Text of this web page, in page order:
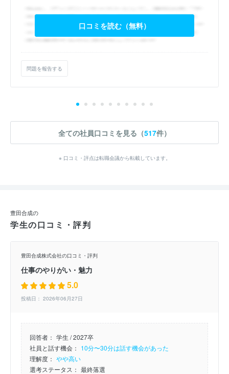
口コミを読む（無料）
問題を報告する
全ての社員口コミを見る（517件）
※ 口コミ・評点は転職会議から転載しています。
豊田合成の
学生の口コミ・評判
豊田合成株式会社の口コミ・評判
仕事のやりがい・魅力
5.0
投稿日： 2026年06月27日
回答者： 学生 / 2027卒
社員と話す機会： 10分〜30分は話す機会があった
理解度： やや高い
選考ステータス： 最終落選